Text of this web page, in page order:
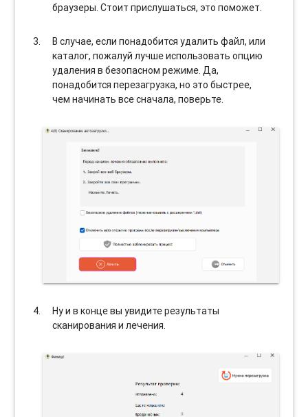
браузеры. Стоит прислушаться, это поможет.
В случае, если понадобится удалить файл, или
каталог, пожалуй лучше использовать опцию
удаления в безопасном режиме. Да,
понадобится перезагрузка, но это быстрее,
чем начинать все сначала, поверьте.
Ну и в конце вы увидите результаты
сканирования и лечения.